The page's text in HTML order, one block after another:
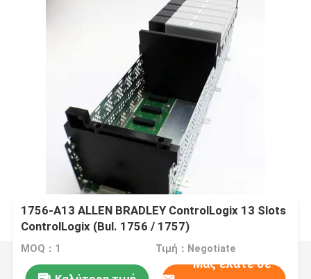
1756-A13 ALLEN BRADLEY ControlLogix 13 Slots
ControlLogix (Bul. 1756 / 1757)
MOQ：1 Τιμή：Negotiate
Μας ελάτε σε